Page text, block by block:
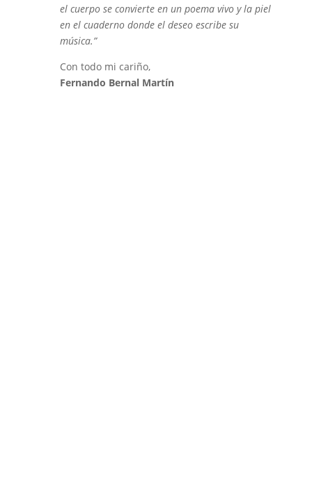
el cuerpo se convierte en un poema vivo y la piel
en el cuaderno donde el deseo escribe su
música.”
Con todo mi cariño,
Fernando Bernal Martín